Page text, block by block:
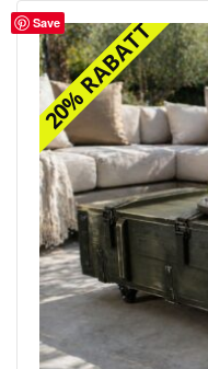
Save
20% RABATT
20% RABATT